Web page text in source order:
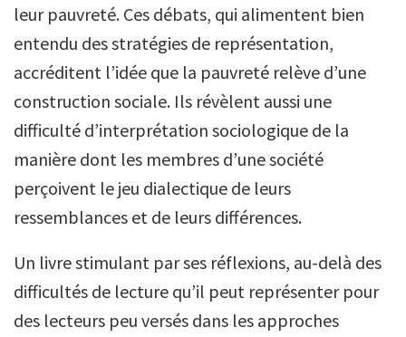
leur pauvreté. Ces débats, qui alimentent bien
entendu des stratégies de représentation,
accréditent l’idée que la pauvreté relève d’une
construction sociale. Ils révèlent aussi une
difficulté d’interprétation sociologique de la
manière dont les membres d’une société
perçoivent le jeu dialectique de leurs
ressemblances et de leurs différences.
Un livre stimulant par ses réflexions, au-delà des
difficultés de lecture qu’il peut représenter pour
des lecteurs peu versés dans les approches